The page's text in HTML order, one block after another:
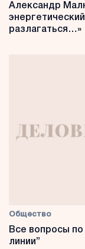
Александр
разлагаться…»
Общество
Все вопросы
линии”